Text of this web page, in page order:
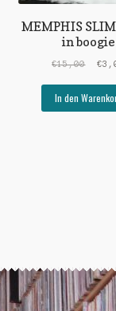
MEMPHIS
in boogie
€15,00
war:
€
In den